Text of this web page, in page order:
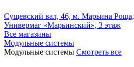
Сущевский вал, 46, м. Марьина Роща,
Универмаг «Марьинский», 3 этаж
Все магазины
Модульные системы
Модульные системы Смотреть все